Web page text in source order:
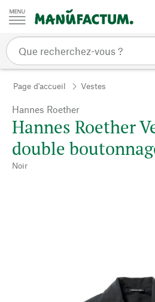
Passer au contenu
Page d'accueil Vestes
Hannes Roether
Hannes Roether
double
Noir